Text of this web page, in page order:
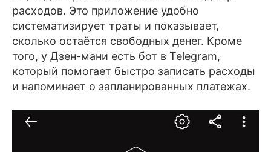
расходов. Это приложение удобно
систематизирует траты и показывает,
сколько остаётся свободных денег. Кроме
того, у Дзен-мани есть бот в Telegram,
который помогает быстро записать расходы
и напоминает о запланированных платежах.